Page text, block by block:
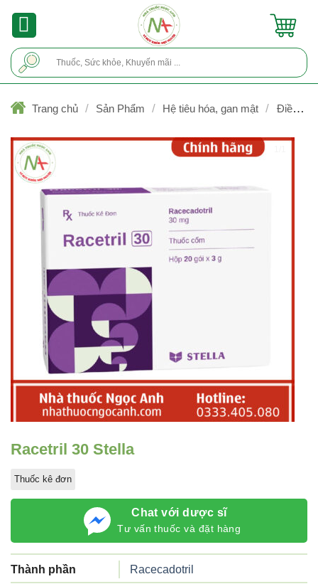
Trang chủ / Sản Phẩm / Hệ tiêu hóa, gan mật /
Điều trị
Chat với dược sĩ
Tư vấn thuốc và đặt hàng
Racetril 30 Stella
Thuốc kê đơn
Thành phần Racecadotril